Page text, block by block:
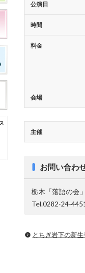
公演日
時間
料金
会場
主催
お問い合わ
栃木「落語の会
Tel.0282-24-
とちぎ岩下の新